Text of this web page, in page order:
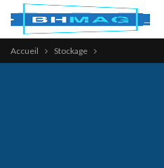
Accueil Stockage